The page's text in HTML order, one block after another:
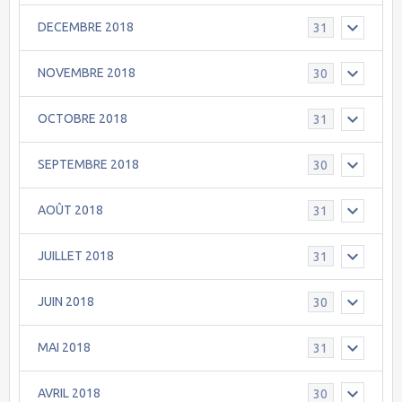
DECEMBRE 2018 31
NOVEMBRE 2018 30
OCTOBRE 2018 31
SEPTEMBRE 2018 30
AOÛT 2018 31
JUILLET 2018 31
JUIN 2018 30
MAI 2018 31
AVRIL 2018 30